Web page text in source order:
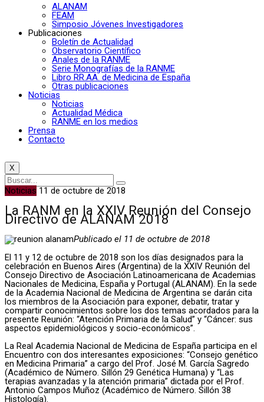
ALANAM
FEAM
Simposio Jóvenes Investigadores
Publicaciones
Boletín de Actualidad
Observatorio Científico
Anales de la RANME
Serie Monografías de la RANME
Libro RR.AA. de Medicina de España
Otras publicaciones
Noticias
Noticias
Actualidad Médica
RANME en los medios
Prensa
Contacto
X
Noticias 11 de octubre de 2018
La RANM en la XXIV Reunión del Consejo
Directivo de ALANAM 2018
Publicado el 11 de octubre de 2018
El 11 y 12 de octubre de 2018 son los días designados para la
celebración en Buenos Aires (Argentina) de la XXIV Reunión del
Consejo Directivo de Asociación Latinoamericana de Academias
Nacionales de Medicina, España y Portugal (ALANAM). En la sede
de la Academia Nacional de Medicina de Argentina se darán cita
los miembros de la Asociación para exponer, debatir, tratar y
compartir conocimientos sobre los dos temas acordados para la
presente Reunión: “Atención Primaria de la Salud” y “Cáncer: sus
aspectos epidemiológicos y socio-económicos”.
La Real Academia Nacional de Medicina de España participa en el
Encuentro con dos interesantes exposiciones: “Consejo genético
en Medicina Primaria” a cargo del Prof. José M. García Sagredo
(Académico de Número. Sillón 29 Genética Humana) y “Las
terapias avanzadas y la atención primaria” dictada por el Prof.
Antonio Campos Muñoz (Académico de Número. Sillón 38
Histología).